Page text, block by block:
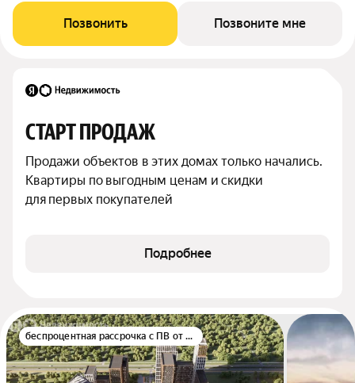
Позвонить Позвоните мне
СТАРТ ПРОДАЖ
Продажи объектов в этих домах только начались.
Квартиры по выгодным ценам и скидки
для первых покупателей
Подробнее
беспроцентная рассрочка с ПВ от 10%